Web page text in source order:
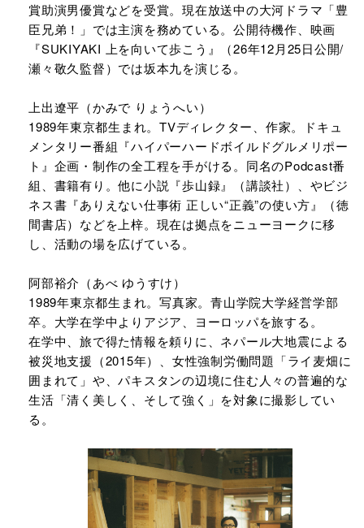
賞助演男優賞などを受賞。現在放送中の大河ドラマ「豊
臣兄弟！」では主演を務めている。公開待機作、映画
『SUKIYAKI 上を向いて歩こう』（26年12月25日公開/
瀬々敬久監督）では坂本九を演じる。
上出遼平（かみで りょうへい）
1989年東京都生まれ。TVディレクター、作家。ドキュ
メンタリー番組『ハイパーハードボイルドグルメリポー
ト』企画・制作の全工程を手がける。同名のPodcast番
組、書籍有り。他に小説『歩山録』（講談社）、やビジ
ネス書『ありえない仕事術 正しい“正義”の使い方』（徳
間書店）などを上梓。現在は拠点をニューヨークに移
し、活動の場を広げている。
阿部裕介（あべ ゆうすけ）
1989年東京都生まれ。写真家。青山学院大学経営学部
卒。大学在学中よりアジア、ヨーロッパを旅する。
在学中、旅で得た情報を頼りに、ネパール大地震による
被災地支援（2015年）、女性強制労働問題「ライ麦畑に
囲まれて」や、パキスタンの辺境に住む人々の普遍的な
生活「清く美しく、そして強く」を対象に撮影してい
る。